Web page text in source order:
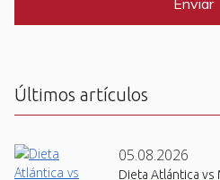
C
Últimos artículos
05.08.2026
Dieta Atlántica vs